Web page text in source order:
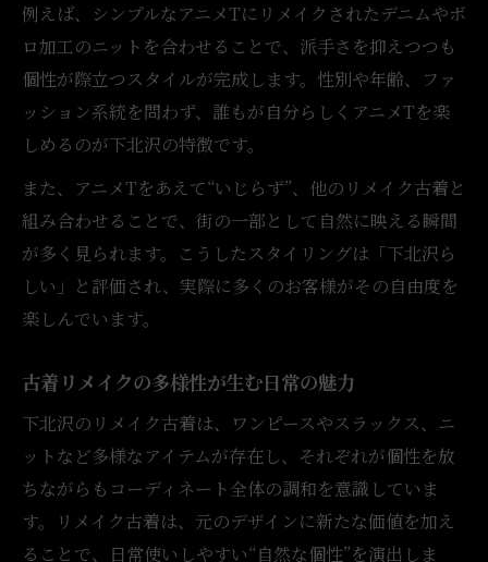
Y2Kやモードと繋がるアニメTの新しい古着
MIX術
古着リメイクで生まれるY2K的アニメTコー
デ
アニメTとモードを繋ぐ古着リメイクの工夫
古着リメイク古着屋で広がるMIXスタイル
古着MIXにリメイクを加える着こなしの秘
訣
例えば、シンプルなアニメTにリメイクされたデニムやボ
ロ加工のニットを合わせることで、派手さを抑えつつも
個性が際立つスタイルが完成します。性別や年齢、ファ
ッション系統を問わず、誰もが自分らしくアニメTを楽
しめるのが下北沢の特徴です。
また、アニメTをあえて“いじらず”、他のリメイク古着と
組み合わせることで、街の一部として自然に映える瞬間
が多く見られます。こうしたスタイリングは「下北沢ら
しい」と評価され、実際に多くのお客様がその自由度を
楽しんでいます。
古着リメイクの多様性が生む日常の魅力
下北沢のリメイク古着は、ワンピースやスラックス、ニ
ットなど多様なアイテムが存在し、それぞれが個性を放
ちながらもコーディネート全体の調和を意識していま
す。リメイク古着は、元のデザインに新たな価値を加え
ることで、日常使いしやすい“自然な個性”を演出しま